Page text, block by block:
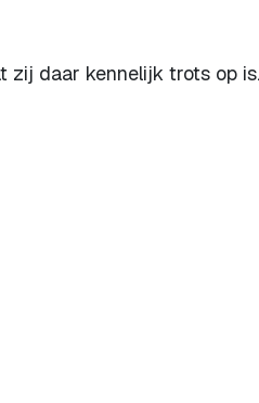
zij daar kennelijk trots op is.